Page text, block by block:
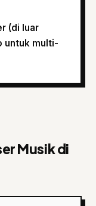
(di luar
untuk multi-
Musik di